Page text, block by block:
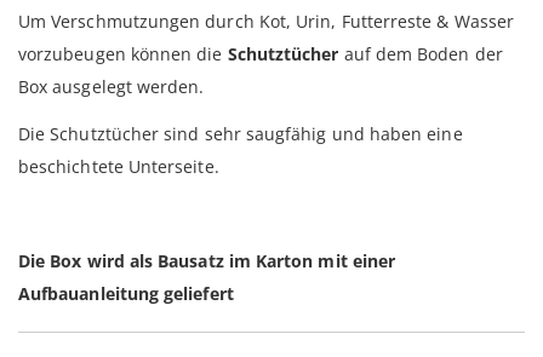
Um Verschmutzungen durch Kot, Urin, Futterreste & Wasser
vorzubeugen können die Schutztücher auf dem Boden der
Box ausgelegt werden.
Die Schutztücher sind sehr saugfähig und haben eine
beschichtete Unterseite.
Die Box wird als Bausatz im Karton mit einer
Aufbauanleitung geliefert